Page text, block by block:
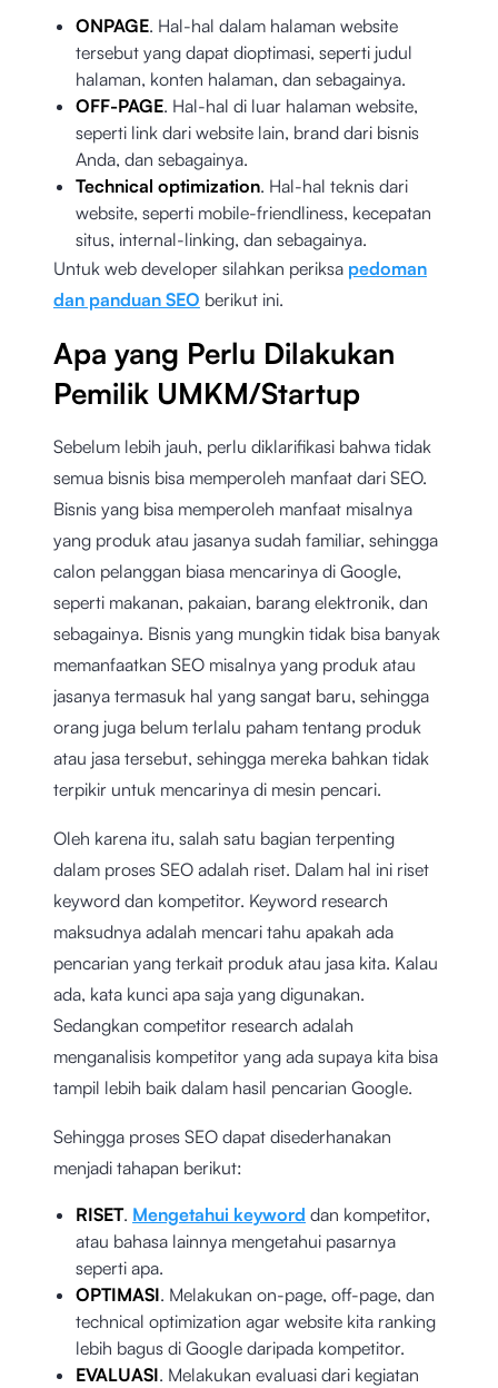
ONPAGE. Hal-hal dalam halaman website
tersebut yang dapat dioptimasi, seperti judul
halaman, konten halaman, dan sebagainya.
OFF-PAGE. Hal-hal di luar halaman website,
seperti link dari website lain, brand dari bisnis
Anda, dan sebagainya.
Technical optimization. Hal-hal teknis dari
website, seperti mobile-friendliness, kecepatan
situs, internal-linking, dan sebagainya.
Untuk web developer silahkan periksa pedoman
dan panduan SEO berikut ini.
Apa yang Perlu Dilakukan
Pemilik UMKM/Startup
Sebelum lebih jauh, perlu diklarifikasi bahwa tidak
semua bisnis bisa memperoleh manfaat dari SEO.
Bisnis yang bisa memperoleh manfaat misalnya
yang produk atau jasanya sudah familiar, sehingga
calon pelanggan biasa mencarinya di Google,
seperti makanan, pakaian, barang elektronik, dan
sebagainya. Bisnis yang mungkin tidak bisa banyak
memanfaatkan SEO misalnya yang produk atau
jasanya termasuk hal yang sangat baru, sehingga
orang juga belum terlalu paham tentang produk
atau jasa tersebut, sehingga mereka bahkan tidak
terpikir untuk mencarinya di mesin pencari.
Oleh karena itu, salah satu bagian terpenting
dalam proses SEO adalah riset. Dalam hal ini riset
keyword dan kompetitor. Keyword research
maksudnya adalah mencari tahu apakah ada
pencarian yang terkait produk atau jasa kita. Kalau
ada, kata kunci apa saja yang digunakan.
Sedangkan competitor research adalah
menganalisis kompetitor yang ada supaya kita bisa
tampil lebih baik dalam hasil pencarian Google.
Sehingga proses SEO dapat disederhanakan
menjadi tahapan berikut:
RISET. Mengetahui keyword dan kompetitor,
atau bahasa lainnya mengetahui pasarnya
seperti apa.
OPTIMASI. Melakukan on-page, off-page, dan
technical optimization agar website kita ranking
lebih bagus di Google daripada kompetitor.
EVALUASI. Melakukan evaluasi dari kegiatan